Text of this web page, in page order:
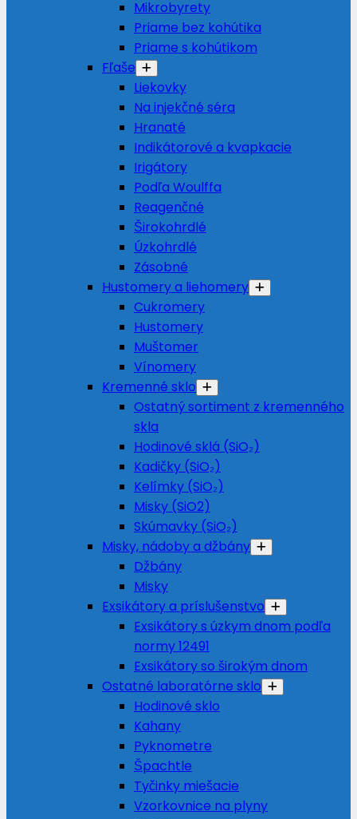
Mikrobyrety
Priame bez kohútika
Priame s kohútikom
Fľaše
Liekovky
Na injekčné séra
Hranaté
Indikátorové a kvapkacie
Irigátory
Podľa Woulffa
Reagenčné
Širokohrdlé
Úzkohrdlé
Zásobné
Hustomery a liehomery
Cukromery
Hustomery
Muštomer
Vínomery
Kremenné sklo
Ostatný sortiment z kremenného
skla
Hodinové sklá (SiO₂)
Kadičky (SiO₂)
Kelímky (SiO₂)
Misky (SiO2)
Skúmavky (SiO₂)
Misky, nádoby a džbány
Džbány
Misky
Exsikátory a príslušenstvo
Exsikátory s úzkym dnom podľa
normy 12491
Exsikátory so širokým dnom
Ostatné laboratórne sklo
Hodinové sklo
Kahany
Pyknometre
Špachtle
Tyčinky miešacie
Vzorkovnice na plyny